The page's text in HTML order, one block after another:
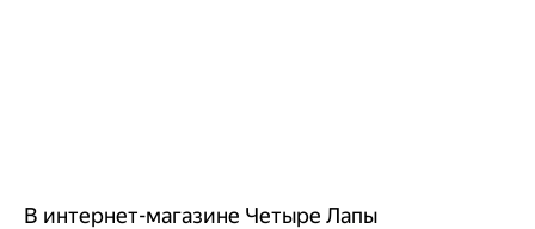
В интернет-магазине Четыре Лапы